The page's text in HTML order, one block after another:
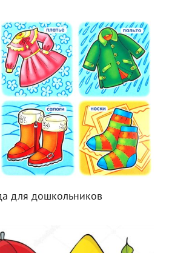
для дошкольников